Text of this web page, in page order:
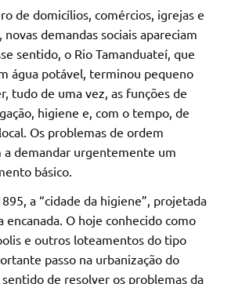
de domicílios, comércios, igrejas e
demandas sociais apareciam
sentido, o Rio Tamanduateí, que
água potável, terminou pequeno
tudo de uma vez, as funções de
higiene e, com o tempo, de
Os problemas de ordem
a demandar urgentemente um
básico.
a “cidade da higiene”, projetada
encanada. O hoje conhecido como
e outros loteamentos do tipo
passo na urbanização do
sentido de resolver os problemas da